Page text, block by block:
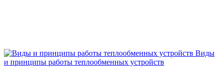
Виды
и принципы работы теплообменных устройств